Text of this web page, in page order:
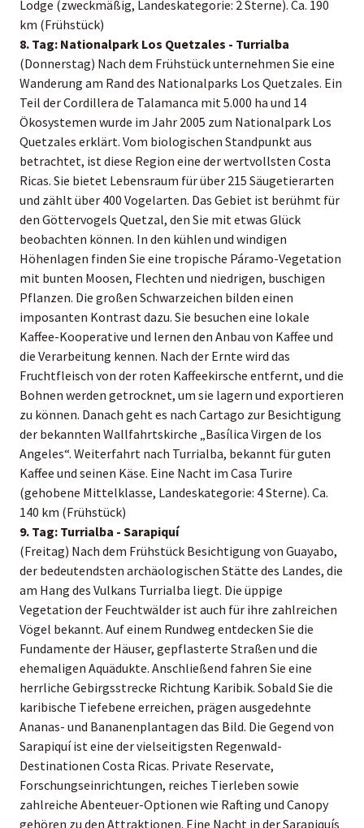
Lodge (zweckmäßig, Landeskategorie: 2 Sterne). Ca. 190
km (Frühstück)
8. Tag: Nationalpark Los Quetzales - Turrialba
(Donnerstag) Nach dem Frühstück unternehmen Sie eine
Wanderung am Rand des Nationalparks Los Quetzales. Ein
Teil der Cordillera de Talamanca mit 5.000 ha und 14
Ökosystemen wurde im Jahr 2005 zum Nationalpark Los
Quetzales erklärt. Vom biologischen Standpunkt aus
betrachtet, ist diese Region eine der wertvollsten Costa
Ricas. Sie bietet Lebensraum für über 215 Säugetierarten
und zählt über 400 Vogelarten. Das Gebiet ist berühmt für
den Göttervogels Quetzal, den Sie mit etwas Glück
beobachten können. In den kühlen und windigen
Höhenlagen finden Sie eine tropische Páramo-Vegetation
mit bunten Moosen, Flechten und niedrigen, buschigen
Pflanzen. Die großen Schwarzeichen bilden einen
imposanten Kontrast dazu. Sie besuchen eine lokale
Kaffee-Kooperative und lernen den Anbau von Kaffee und
die Verarbeitung kennen. Nach der Ernte wird das
Fruchtfleisch von der roten Kaffeekirsche entfernt, und die
Bohnen werden getrocknet, um sie lagern und exportieren
zu können. Danach geht es nach Cartago zur Besichtigung
der bekannten Wallfahrtskirche „Basílica Virgen de los
Angeles“. Weiterfahrt nach Turrialba, bekannt für guten
Kaffee und seinen Käse. Eine Nacht im Casa Turire
(gehobene Mittelklasse, Landeskategorie: 4 Sterne). Ca.
140 km (Frühstück)
9. Tag: Turrialba - Sarapiquí
(Freitag) Nach dem Frühstück Besichtigung von Guayabo,
der bedeutendsten archäologischen Stätte des Landes, die
am Hang des Vulkans Turrialba liegt. Die üppige
Vegetation der Feuchtwälder ist auch für ihre zahlreichen
Vögel bekannt. Auf einem Rundweg entdecken Sie die
Fundamente der Häuser, gepflasterte Straßen und die
ehemaligen Aquädukte. Anschließend fahren Sie eine
herrliche Gebirgsstrecke Richtung Karibik. Sobald Sie die
karibische Tiefebene erreichen, prägen ausgedehnte
Ananas- und Bananenplantagen das Bild. Die Gegend von
Sarapiquí ist eine der vielseitigsten Regenwald-
Destinationen Costa Ricas. Private Reservate,
Forschungseinrichtungen, reiches Tierleben sowie
zahlreiche Abenteuer-Optionen wie Rafting und Canopy
gehören zu den Attraktionen. Eine Nacht in der Sarapiquís